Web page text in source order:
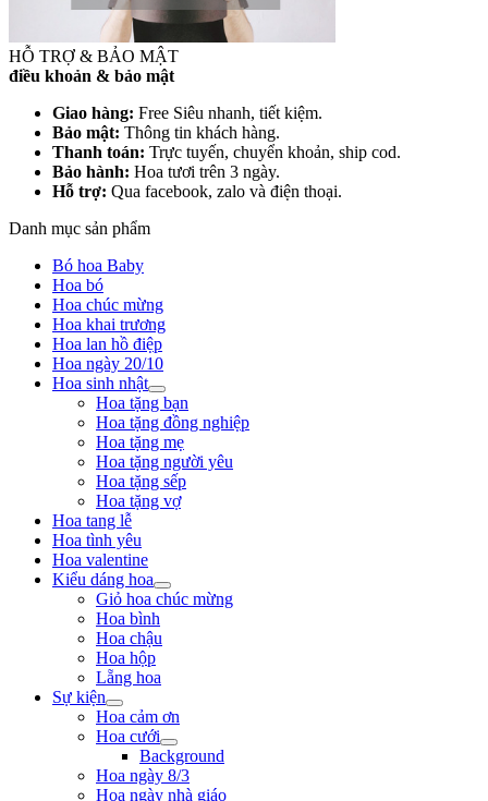
HỖ TRỢ & BẢO MẬT
điều khoản & bảo mật
Giao hàng: Free Siêu nhanh, tiết kiệm.
Bảo mật: Thông tin khách hàng.
Thanh toán: Trực tuyến, chuyển khoản, ship cod.
Bảo hành: Hoa tươi trên 3 ngày.
Hỗ trợ: Qua facebook, zalo và điện thoại.
Danh mục sản phẩm
Bó hoa Baby
Hoa bó
Hoa chúc mừng
Hoa khai trương
Hoa lan hồ điệp
Hoa ngày 20/10
Hoa sinh nhật
Hoa tặng bạn
Hoa tặng đồng nghiệp
Hoa tặng mẹ
Hoa tặng người yêu
Hoa tặng sếp
Hoa tặng vợ
Hoa tang lễ
Hoa tình yêu
Hoa valentine
Kiểu dáng hoa
Giỏ hoa chúc mừng
Hoa bình
Hoa chậu
Hoa hộp
Lẵng hoa
Sự kiện
Hoa cảm ơn
Hoa cưới
Background
Hoa ngày 8/3
Hoa ngày nhà giáo